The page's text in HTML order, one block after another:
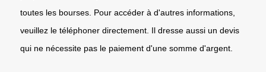
toutes les bourses. Pour accéder à d'autres informations,
veuillez le téléphoner directement. Il dresse aussi un devis
qui ne nécessite pas le paiement d'une somme d'argent.